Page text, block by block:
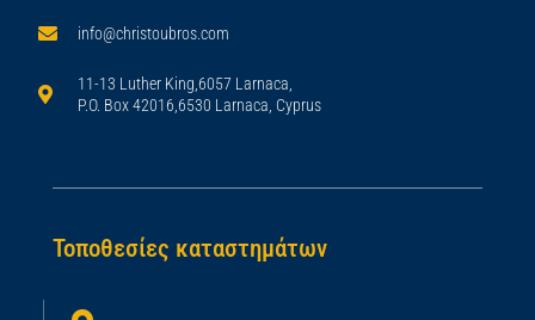
info@christoubros.com
11-13 Luther King,6057 Larnaca,
P.O. Box 42016,6530 Larnaca, Cyprus
Τοποθεσίες καταστημάτων